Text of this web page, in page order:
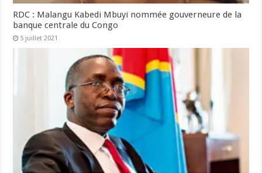
RDC : Malangu Kabedi Mbuyi nommée gouverneure de la
banque centrale du Congo
5 juillet 2021